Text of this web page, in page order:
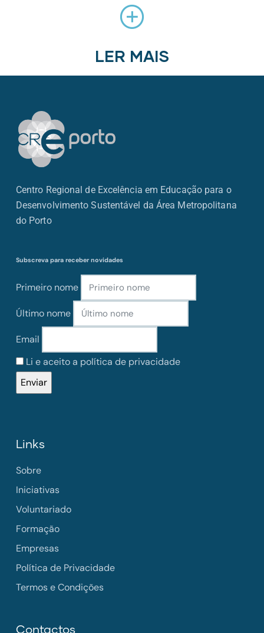
LER MAIS
Centro Regional de Excelência em Educação para o
Desenvolvimento Sustentável da Área Metropolitana
do Porto
Subscreva para receber novidades
Primeiro nome
Último nome
Email
Li e aceito a política de privacidade
Links
Sobre
Iniciativas
Voluntariado
Formação
Empresas
Política de Privacidade
Termos e Condições
Contactos